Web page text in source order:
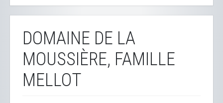
DOMAINE DE LA
MOUSSIÈRE, FAMILLE
MELLOT